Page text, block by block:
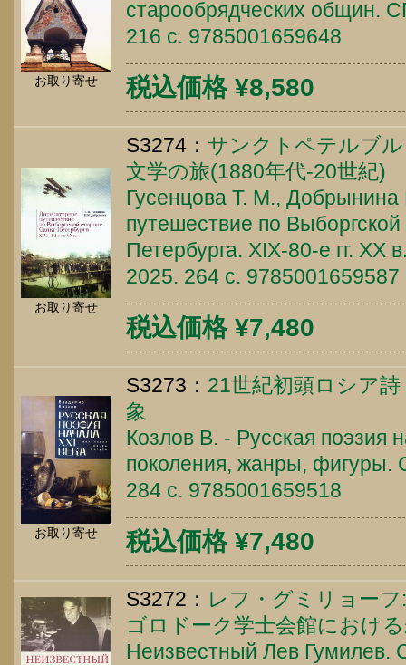
お取り寄せ
старообрядческих общин.
216 c. 9785001659648
税込価格 ¥8,580
お取り寄せ
S3274： サンクトペテルブ
文学の旅(1880年代-20世紀)
Гусенцова Т. М.,
путешествие по
Петербурга. XIX-80-е гг. XX
2025. 264 c. 9785001659587
税込価格 ¥7,480
お取り寄せ
S3273： 21世紀初頭ロシア
象
Козлов В. - Русская поэзия
поколения, жанры, фигуры.
284 c. 9785001659518
税込価格 ¥7,480
S3272： レフ・グミリョー
ゴロドーク学士会館におけ
Неизвестный Лев Гумилев.